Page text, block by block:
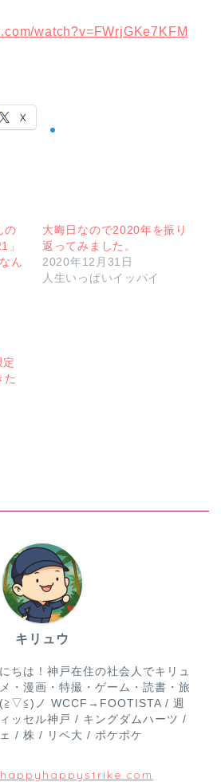
watch?v=FWrjGKe7KFM
X
の
」
ん
大晦日なので2020年を振り
返ってみました。
2020年12月31日
人生いっぱいイッパイ
定
た
キリュウ
ちは！神戸在住の社会人でキリュ
・漫画・特撮・ゲーム・読書・旅
(≧▽≦)ノ WCCF→FOOTISTA / 週
ッセル神戸 / キングダムハーツ /
/ 株 / リベ大 / ポケポケ